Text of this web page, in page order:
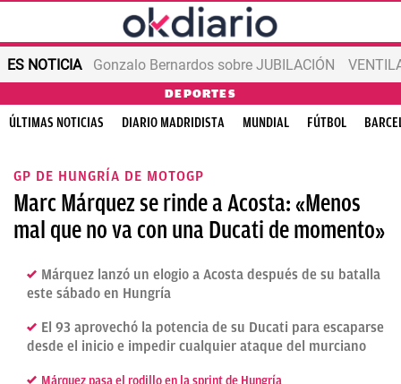
ES NOTICIA Gonzalo Bernardos sobre JUBILACIÓN
DEPORTES
ÚLTIMAS NOTICIAS DIARIO MADRIDISTA MUNDIAL FÚTBOL
GP DE HUNGRÍA DE MOTOGP
Marc Márquez se rinde a Acosta: «Menos
mal que no va con una Ducati de momento»
Márquez lanzó un elogio a Acosta después de su batalla
este sábado en Hungría
El 93 aprovechó la potencia de su Ducati para escaparse
desde el inicio e impedir cualquier ataque del murciano
Márquez pasa el rodillo en la sprint de Hungría